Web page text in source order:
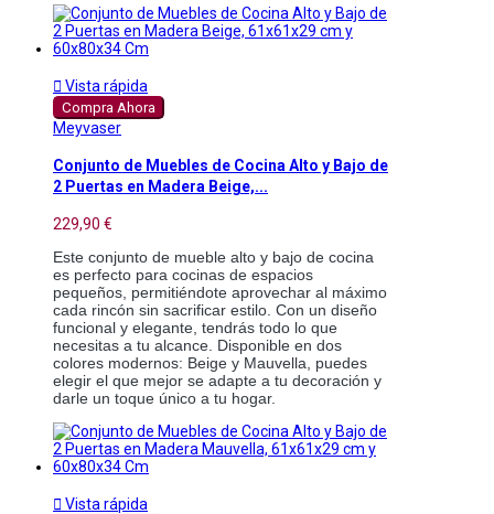
 Vista rápida
Compra Ahora
Meyvaser
Conjunto de Muebles de Cocina Alto y Bajo de
2 Puertas en Madera Beige,...
229,90 €
Este conjunto de mueble alto y bajo de cocina
es perfecto para cocinas de espacios
pequeños, permitiéndote aprovechar al máximo
cada rincón sin sacrificar estilo. Con un diseño
funcional y elegante, tendrás todo lo que
necesitas a tu alcance. Disponible en dos
colores modernos: Beige y Mauvella, puedes
elegir el que mejor se adapte a tu decoración y
darle un toque único a tu hogar.
 Vista rápida